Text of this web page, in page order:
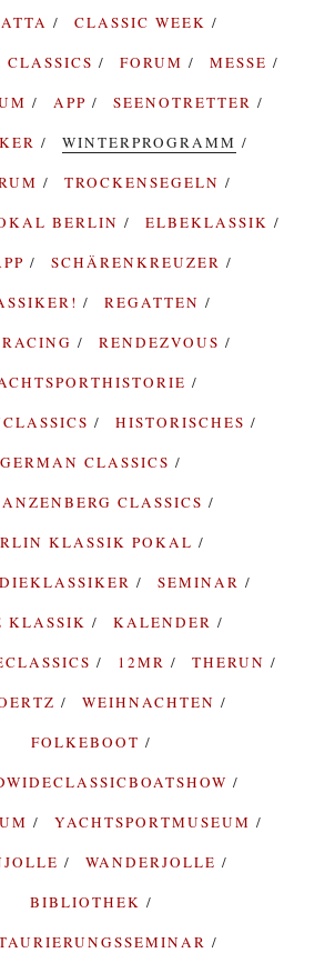
CLASSIC WEEK
CLASSICS
FORUM
MESSE
APP
SEENOTRETTER
WINTERPROGRAMM
TROCKENSEGELN
BERLIN
ELBEKLASSIK
SCHÄRENKREUZER
REGATTEN
RENDEZVOUS
HISTORISCHES
GERMAN CLASSICS
CLASSICS
KLASSIK POKAL
SEMINAR
KLASSIK
KALENDER
12MR
THERUN
WEIHNACHTEN
FOLKEBOOT
YACHTSPORTMUSEUM
WANDERJOLLE
BIBLIOTHEK